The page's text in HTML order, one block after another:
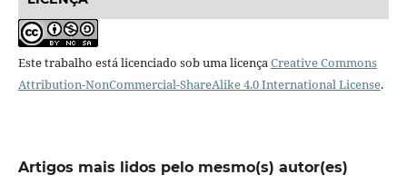
Este trabalho está licenciado sob uma licençaCreative Commons
Attribution-NonCommercial-ShareAlike 4.0 International License.
Artigos mais lidos pelo mesmo(s) autor(es)